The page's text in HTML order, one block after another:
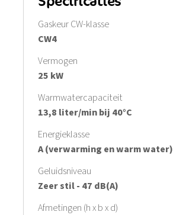
Gaskeur CW-klasse
CW4
Vermogen
25 kW
Warmwatercapaciteit
13,8 liter/min bij 40°C
Energieklasse
A (verwarming en warm water)
Geluidsniveau
Zeer stil - 47 dB(A)
Afmetingen (h x b x d)